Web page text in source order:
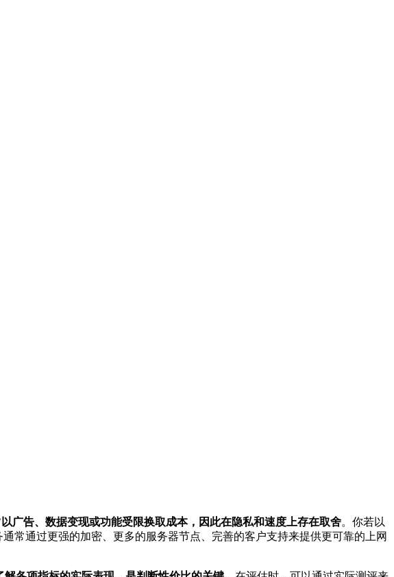
广告、数据变现或功能受限换取成本，因此在隐私和速度上存在取舍。你若以
常通过更强的加密、更多的服务器节点、完善的客户支持来提供更可靠的上网